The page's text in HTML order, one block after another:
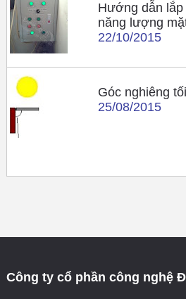
Hướng dẫn lắp
năng lượng
22/10/2015
Góc nghiêng
25/08/2015
Công ty cổ phần công nghệ